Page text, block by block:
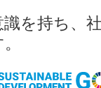
を持ち、